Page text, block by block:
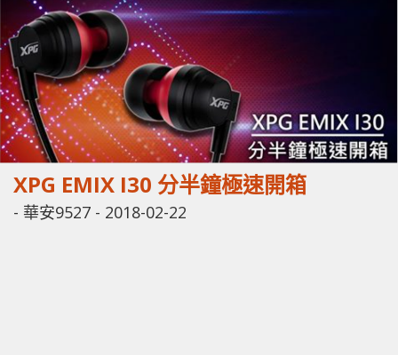
XPG EMIX I30 分半鐘極速開箱
- 華安9527 - 2018-02-22